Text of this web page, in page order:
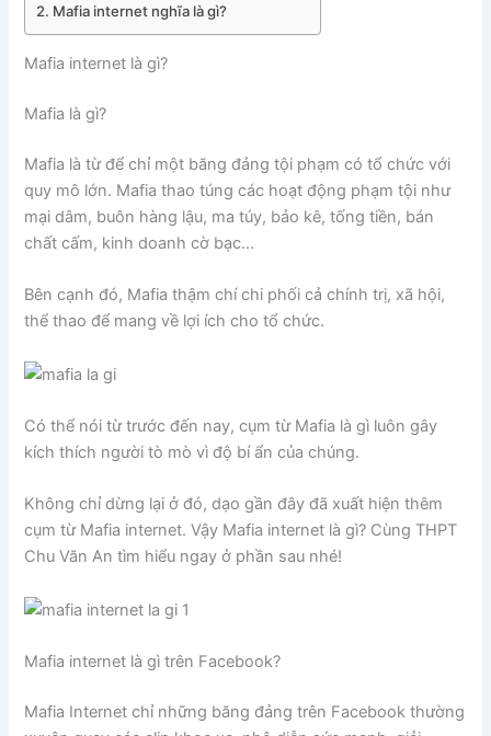
Mafia internet nghĩa là gì?
Mafia internet là gì?
Mafia là gì?
Mafia là từ để chỉ một băng đảng tội phạm có tổ chức với
quy mô lớn. Mafia thao túng các hoạt động phạm tội như
mại dâm, buôn hàng lậu, ma túy, bảo kê, tống tiền, bán
chất cấm, kinh doanh cờ bạc…
Bên cạnh đó, Mafia thậm chí chi phối cả chính trị, xã hội,
thể thao để mang về lợi ích cho tổ chức.
Có thể nói từ trước đến nay, cụm từ Mafia là gì luôn gây
kích thích người tò mò vì độ bí ẩn của chúng.
Không chỉ dừng lại ở đó, dạo gần đây đã xuất hiện thêm
cụm từ Mafia internet. Vậy Mafia internet là gì? Cùng THPT
Chu Văn An tìm hiểu ngay ở phần sau nhé!
Mafia internet là gì trên Facebook?
Mafia Internet chỉ những băng đảng trên Facebook thường